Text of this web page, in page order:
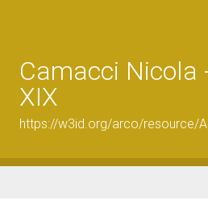
Camacci Nicola
XIX
https://w3id.org/arco/resource/